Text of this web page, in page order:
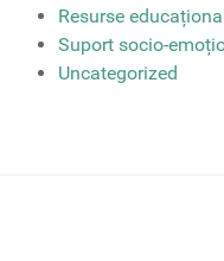
Resurse
Suport socio-
Uncategorized